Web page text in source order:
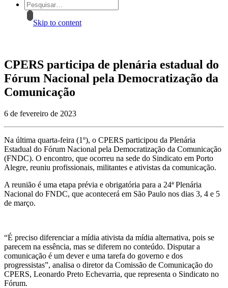
Skip to content
CPERS participa de plenária estadual do
Fórum Nacional pela Democratização da
Comunicação
6 de fevereiro de 2023
Na última quarta-feira (1º), o CPERS participou da Plenária
Estadual do Fórum Nacional pela Democratização da Comunicação
(FNDC). O encontro, que ocorreu na sede do Sindicato em Porto
Alegre, reuniu profissionais, militantes e ativistas da comunicação.
A reunião é uma etapa prévia e obrigatória para a 24ª Plenária
Nacional do FNDC, que acontecerá em São Paulo nos dias 3, 4 e 5
de março.
“É preciso diferenciar a mídia ativista da mídia alternativa, pois se
parecem na essência, mas se diferem no conteúdo. Disputar a
comunicação é um dever e uma tarefa do governo e dos
progressistas”, analisa o diretor da Comissão de Comunicação do
CPERS, Leonardo Preto Echevarria, que representa o Sindicato no
Fórum.